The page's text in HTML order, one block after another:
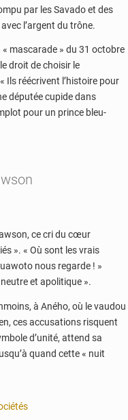
par les Savado et des
l’argent du trône.
mascarade » du 31 octobre
droit de choisir le
Ils réécrivent l’histoire pour
députée cupide dans
pour un prince bleu-
ce cri du cœur
». « Où sont les vrais
nous regarde ! »
et apolitique ».
à Aného, où le vaudou
ces accusations risquent
d’unité, attend sa
quand cette « nuit